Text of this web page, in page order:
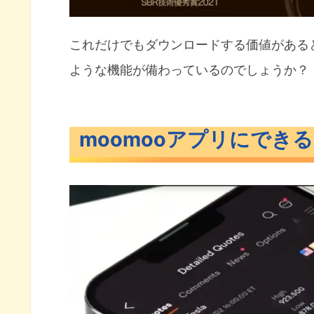
これだけでもダウンロードする価値があ
ような機能が備わっているのでしょうか？
moomooアプリにでき